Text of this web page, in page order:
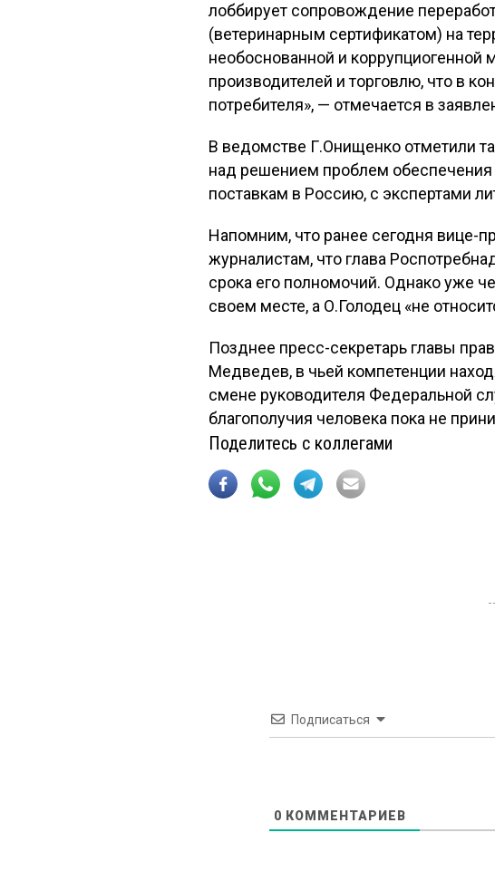
лоббирует сопровождение
(ветеринарным сертификатом) на
необоснованной и
производителей и торговлю, что в
потребителя», — отмечается в
В ведомстве Г.Онищенко отметили
над решением проблем обеспечения
поставкам в Россию, с экспертами
Напомним, что ранее сегодня вице-
журналистам, что глава
срока его полномочий. Однако уже
своем месте, а О.Голодец «не
Позднее пресс-секретарь главы
Медведев, в чьей компетенции
смене руководителя Федеральной
благополучия человека пока не
Поделитесь с коллегами
Подписаться
0 КОММЕНТАРИЕВ